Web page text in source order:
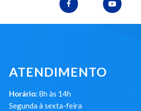
ATENDIMENTO
Horário: 8h às 14h
Segunda à sexta-feira